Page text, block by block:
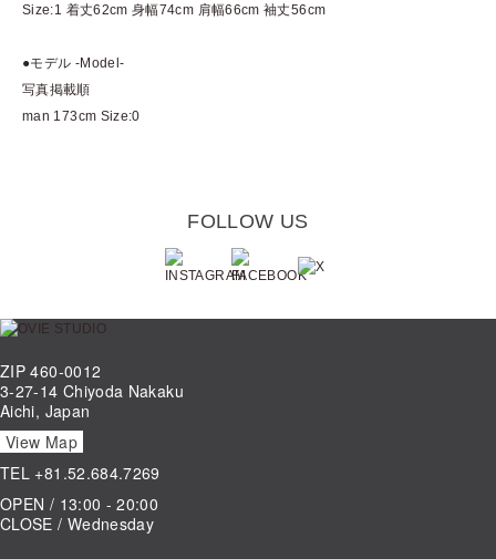
Size:1 着丈62cm 身幅74cm 肩幅66cm 袖丈56cm
●モデル -Model-
写真掲載順
man 173cm Size:0
FOLLOW US
ZIP 460-0012
3-27-14 Chiyoda Nakaku
Aichi, Japan
View Map
TEL +81.52.684.7269
OPEN / 13:00 - 20:00
CLOSE / Wednesday